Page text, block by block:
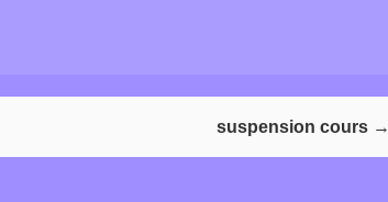
suspension cours→